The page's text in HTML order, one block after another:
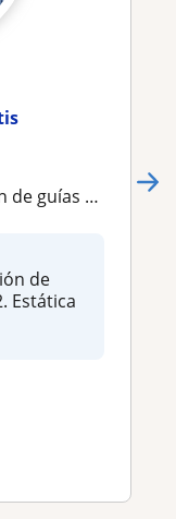
Teoría de circuitos,fluidos
de
Estática